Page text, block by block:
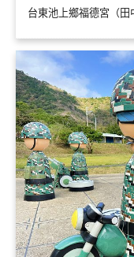
台東池上鄉福德宮（